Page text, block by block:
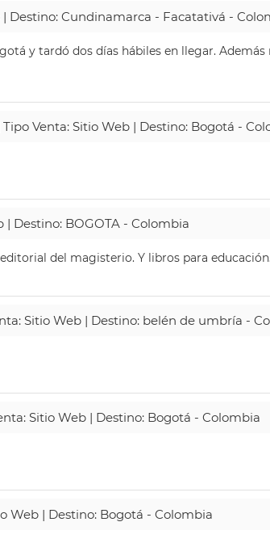
| Destino: Cundinamarca - Facatativá -
y tardó dos días hábiles en llegar.
Tipo Venta: Sitio Web | Destino: Bogotá -
| Destino: BOGOTA - Colombia
del magisterio. Y libros para
Sitio Web | Destino: belén de umbría -
Sitio Web | Destino: Bogotá - Colombia
Web | Destino: Bogotá - Colombia